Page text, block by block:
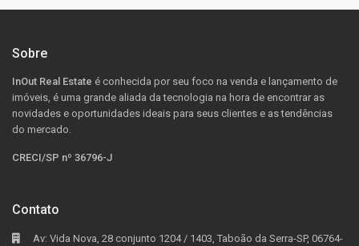
Sobre
InOut Real Estate é conhecida por seu foco na venda e lançamento de
imóveis, é uma grande aliada da tecnologia na hora de encontrar as
novidades e oportunidades ideais para seus clientes e as tendências
do mercado.
CRECI/SP nº 36796-J
Contato
Av: Vida Nova, 28 conjunto 1204 / 1403, Taboão da Serra-SP, 06764-